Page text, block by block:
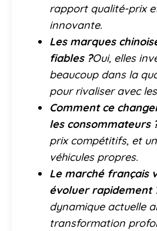
rapport qualité-prix
innovante.
Les marques
fiables ?Oui, elles
beaucoup dans la
pour rivaliser avec
Comment ce
les consommateurs
prix compétitifs, et
véhicules propres.
Le marché français
évoluer rapidement
dynamique actuelle
transformation